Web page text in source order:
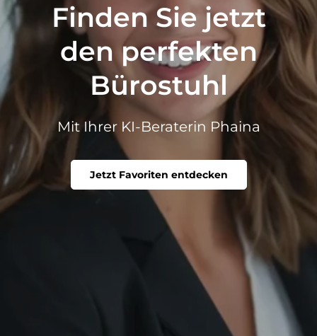
Finden Sie jetzt
den perfekten
Bürostuhl
Mit Ihrer KI-Beraterin Phaina
Jetzt Favoriten entdecken